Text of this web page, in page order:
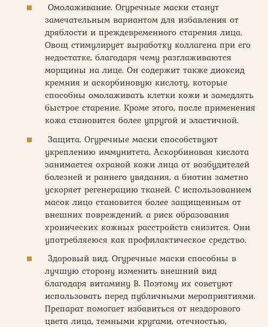
Омолаживание. Огуречные маски станут
замечательным вариантом для избавления от
дряблости и преждевременного старения лица.
Овощ стимулирует выработку коллагена при его
недостатке, благодаря чему разглаживаются
морщины на лице. Он содержит также диоксид
кремния и аскорбиновую кислоту, которые
способны омолаживать клетки кожи и замедлять
быстрое старение. Кроме этого, после применения
кожа становится более упругой и эластичной.
Защита. Огуречные маски способствуют
укреплению иммунитета. Аскорбиновая кислота
занимается охраной кожи лица от возбудителей
болезней и раннего увядания, а биотин заметно
ускоряет регенерацию тканей. С использованием
масок лицо становится более защищенным от
внешних повреждений, а риск образования
хронических кожных расстройств снизится. Они
употребляеюся как профилактическое средство.
Здоровый вид. Огуречные маски способны в
лучшую сторону изменить внешний вид
благодаря витамину В. Поэтому их советуют
использовать перед публичными мероприятиями.
Препарат помогает избавиться от нездорового
цвета лица, темными кругами, отечностью,